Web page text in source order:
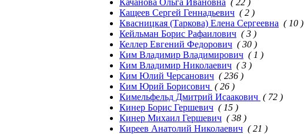
Качанова Ольга Ивановна ( 22 )
Кащеев Сергей Геннадьевич ( 2 )
Квасницкая (Таркова) Елена Сергеевна ( 10 )
Кейльман Борис Рафаилович ( 3 )
Келлер Евгений Федорович ( 30 )
Ким Владимир Владимирович ( 1 )
Ким Владимир Николаевич ( 3 )
Ким Юлий Черсанович ( 236 )
Ким Юрий Борисович ( 26 )
Кимельфельд Дмитрий Исаакович ( 72 )
Кинер Борис Гершевич ( 15 )
Кинер Михаил Гершевич ( 38 )
Киреев Анатолий Николаевич ( 21 )